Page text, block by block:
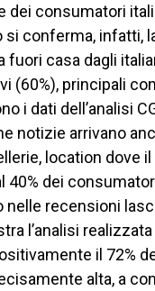
dei consumatori
si conferma, infatti,
fuori casa dagli
(60%), principali
i dati dell’analisi
notizie arrivano
location dove il
40% dei
recensioni
l’analisi
il 72%
alta, a